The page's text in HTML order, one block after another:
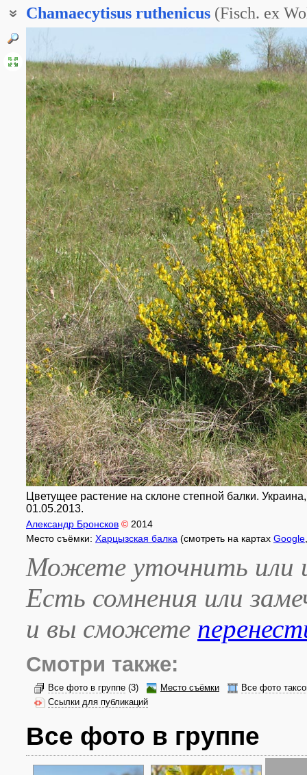
Chamaecytisus ruthenicus (Fisch. ex
Ракитник русский
Ракитничек кавказский
Цветущее растение на склоне степной балки.
01.05.2013.
Александр Бронсков © 2014
Место съёмки: Харцызская балка (смотреть на картах Google
Можете уточнить или
Есть сомнения или
и вы сможете
Смотри также:
Все фото в группе (3) Место съёмки
Все фото
Ссылки для публикаций
Все фото в группе